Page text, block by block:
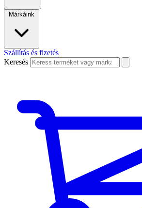
Márkáink
Szállítás és fizetés
Keresés